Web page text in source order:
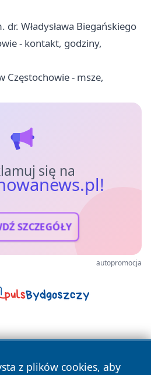
Władysława Biegańskiego
- kontakt, godziny,
Częstochowie - msze,
się na
SZCZEGÓŁY
autopromocja
z plików cookies, aby